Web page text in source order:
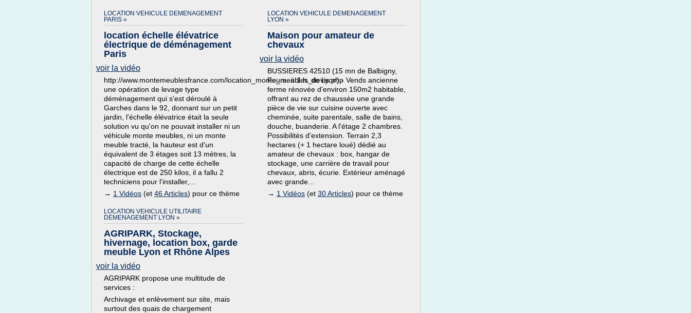
LOCATION VEHICULE DEMENAGEMENT
PARIS »
location échelle élévatrice
électrique de déménagement
Paris
voir la vidéo
http://www.montemeublesfrance.com/location_monte_meubles_devis.php
une opération de levage type
déménagement qui s'est déroulé à
Garches dans le 92, donnant sur un petit
jardin, l'échelle élévatrice était la seule
solution vu qu'on ne pouvait installer ni un
véhicule monte meubles, ni un monte
meuble tracté, la hauteur est d'un
équivalent de 3 étages soit 13 mètres, la
capacité de charge de cette échelle
électrique est de 250 kilos, il a fallu 2
techniciens pour l'installer,...
→ 1 Vidéos (et 46 Articles) pour ce thème
LOCATION VEHICULE DEMENAGEMENT
LYON »
Maison pour amateur de
chevaux
voir la vidéo
BUSSIERES 42510 (15 mn de Balbigny,
Feurs. à 1 h. de Lyon) - Vends ancienne
ferme rénovée d'environ 150m2 habitable,
offrant au rez de chaussée une grande
pièce de vie sur cuisine ouverte avec
cheminée, suite parentale, salle de bains,
douche, buanderie. A l'étage 2 chambres.
Possibilités d'extension. Terrain 2,3
hectares (+ 1 hectare loué) dédié au
amateur de chevaux : box, hangar de
stockage, une carrière de travail pour
chevaux, abris, écurie. Extérieur aménagé
avec grande...
→ 1 Vidéos (et 30 Articles) pour ce thème
LOCATION VEHICULE UTILITAIRE
DEMENAGEMENT LYON »
AGRIPARK, Stockage,
hivernage, location box, garde
meuble Lyon et Rhône Alpes
voir la vidéo
AGRIPARK propose une multitude de
services :
Archivage et enlèvement sur site, mais
surtout des quais de chargement